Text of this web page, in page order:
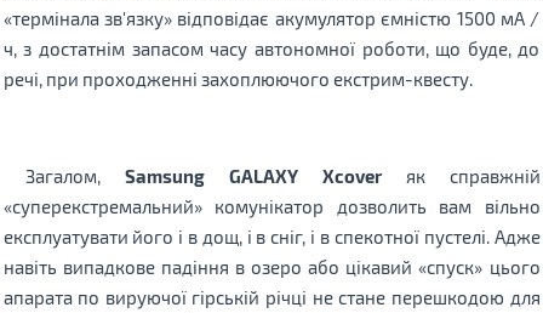
«термінала зв'язку» відповідає акумулятор ємністю 1500 мА /
ч, з достатнім запасом часу автономної роботи, що буде, до
речі, при проходженні захоплюючого екстрим-квесту.
Загалом, Samsung GALAXY Xcoverяк справжній
«суперекстремальний» комунікатор дозволить вам вільно
експлуатувати його і в дощ, і в сніг, і в спекотної пустелі. Адже
навіть випадкове падіння в озеро або цікавий «спуск» цього
апарата по вируючої гірській річці не стане перешкодою для